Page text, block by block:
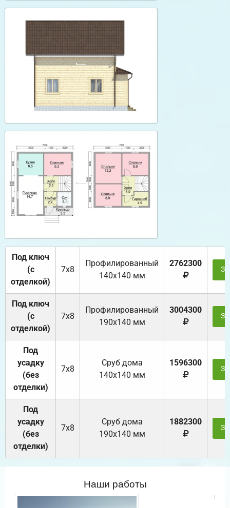
Под ключ
(с
отделкой)
7х8
Профилированный
140х140 мм
2762300
Под ключ
(с
отделкой)
7х8
Профилированный
190х140 мм
3004300
Под
усадку
(без
отделки)
7х8
Cруб дома
140х140 мм
1596300
Под
усадку
(без
отделки)
7х8
Cруб дома
190х140 мм
1882300
Наши работы